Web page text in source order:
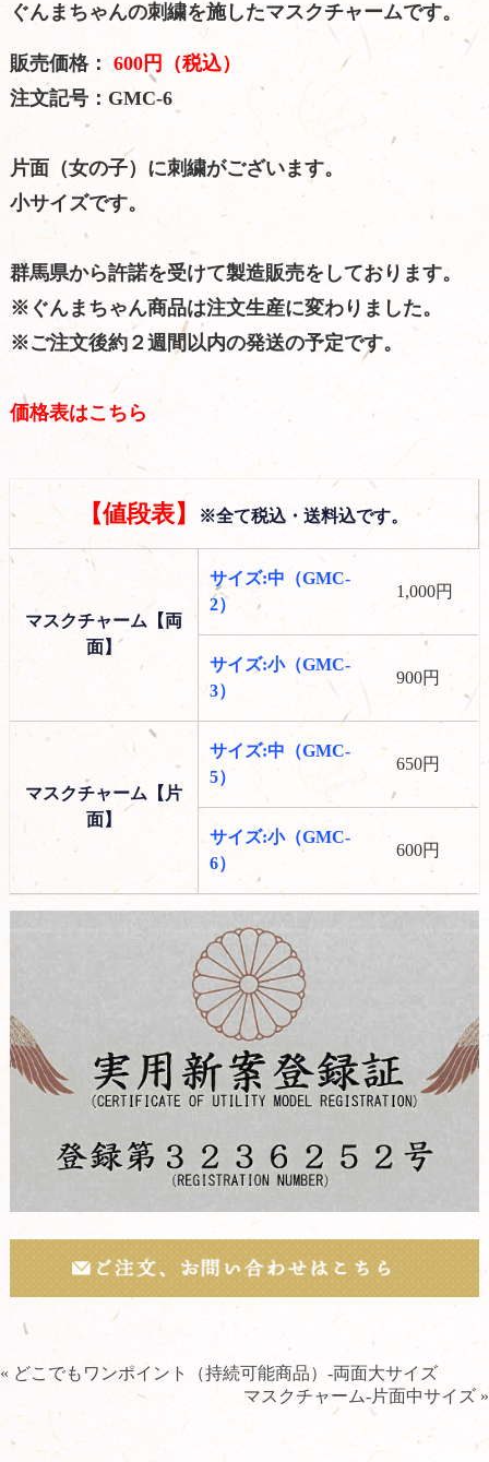
ぐんまちゃんの刺繍を施したマスクチャームです。
販売価格： 600円（税込）
注文記号：GMC-6
片面（女の子）に刺繍がございます。
小サイズです。
群馬県から許諾を受けて製造販売をしております。
※ぐんまちゃん商品は注文生産に変わりました。
※ご注文後約２週間以内の発送の予定です。
価格表はこちら
【値段表】 ※全て税込・送料込です。
マスクチャーム【両
面】
サイズ:中（GMC-
2）
1,000円
サイズ:小（GMC-
3）
900円
マスクチャーム【片
面】
サイズ:中（GMC-
5）
650円
サイズ:小（GMC-
6）
600円
« どこでもワンポイント（持続可能商品）-両面大サイズ
マスクチャーム-片面中サイズ »